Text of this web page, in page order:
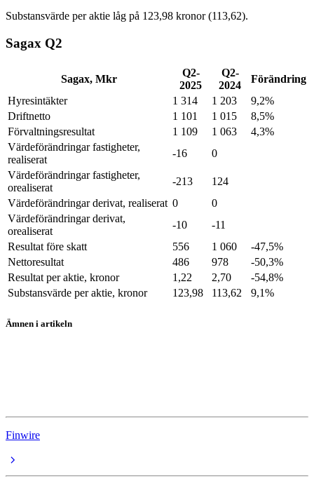
Substansvärde per aktie låg på 123,98 kronor (113,62).
Sagax Q2
Sagax, Mkr
Q2-
2025
Q2-
2024
Förändring
Hyresintäkter
1 314 1 203
9,2%
Driftnetto
1 101 1 015
8,5%
Förvaltningsresultat
1 109 1 063
4,3%
Värdeförändringar fastigheter,
realiserat
-16
0
Värdeförändringar fastigheter,
orealiserat
-213
124
Värdeförändringar derivat, realiserat 0
0
Värdeförändringar derivat,
orealiserat
-10
-11
Resultat före skatt
556 1 060
-47,5%
Nettoresultat
486 978
-50,3%
Resultat per aktie, kronor
1,22 2,70
-54,8%
Substansvärde per aktie, kronor
123,98 113,62 9,1%
Ämnen i artikeln
Finwire